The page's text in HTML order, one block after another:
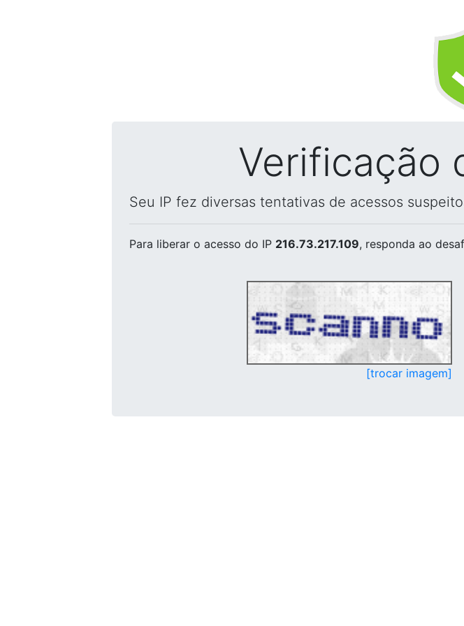
Verificação
Seu IP fez diversas tentativas de acessos
Para liberar o acesso do IP 216.73.217.109, responda ao
[trocar imagem]